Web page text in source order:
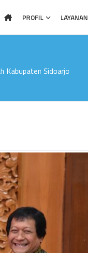
PROFIL LAYANAN
Kabupaten Sidoarjo